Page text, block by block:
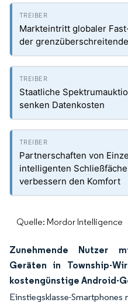
Markteintritt globaler
der
Staatliche
senken Datenkosten
Partnerschaften von
intelligenten
verbessern den Komfort
Quelle: Mordor Intelligence
Zunehmende Nutzer
Geräten in Township-
kostengünstige Android-
Einstiegsklasse-